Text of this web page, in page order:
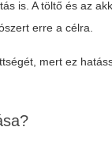
is. A töltő és az
erre a célra.
mert ez